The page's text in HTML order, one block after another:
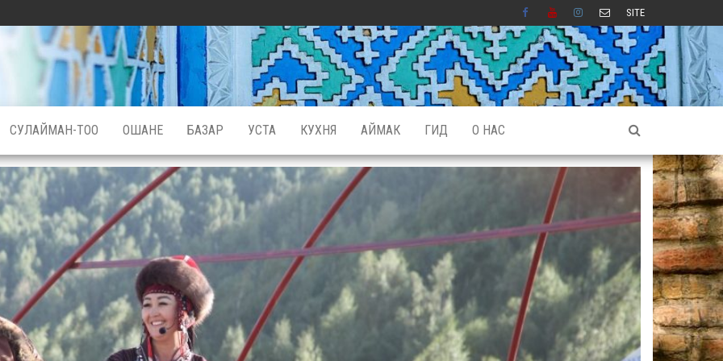
SITE
СУЛАЙМАН-ТОО ОШАНЕ БАЗАР УСТА КУХНЯ АЙМАК ГИД О НАС